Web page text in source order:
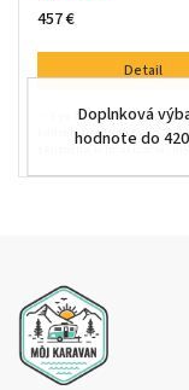
Doplnková
hodnote do
457 €
Detail
✅ Využitie: karavany,
kancelárie, dielne, atď.✅
skutočná klimatizácia, nie